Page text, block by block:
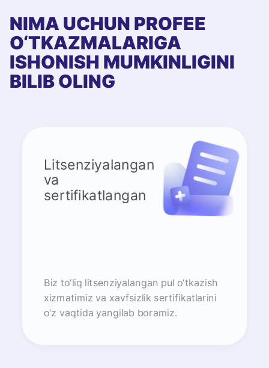
NIMA UCHUN PROFEE
O‘TKAZMALARIGA
ISHONISH MUMKINLIGINI
BILIB OLING
Litsenziyalangan
va
sertifikatlangan
Biz to‘liq litsenziyalangan pul o‘tkazish
xizmatimiz va xavfsizlik sertifikatlarini
o‘z vaqtida yangilab boramiz.